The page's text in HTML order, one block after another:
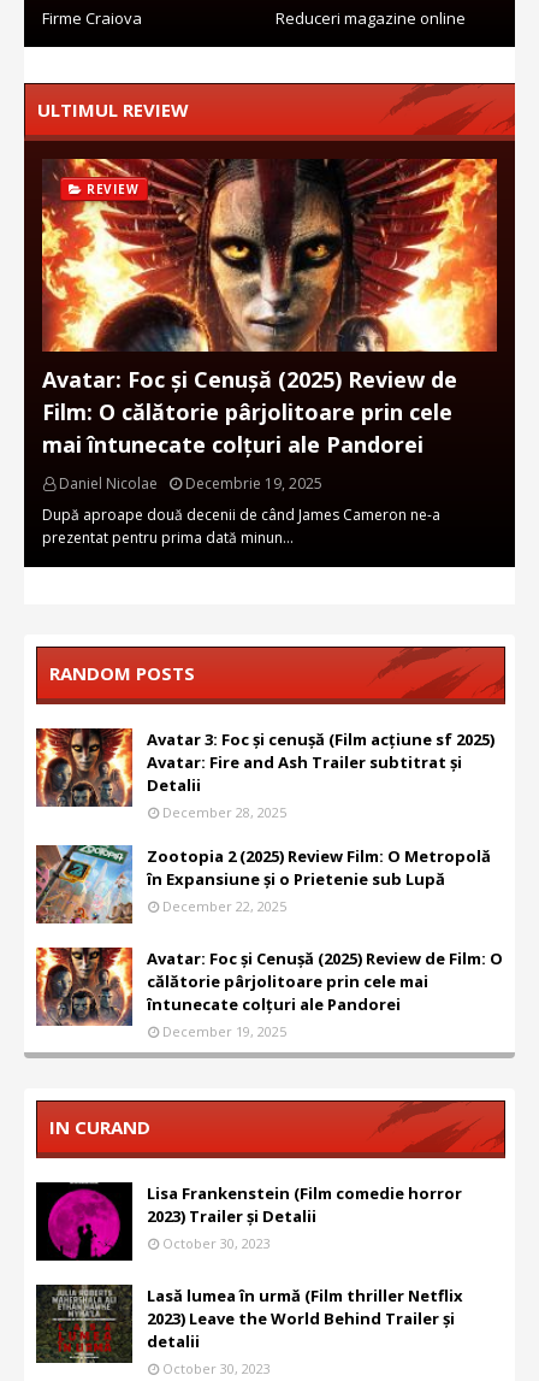
Firme Craiova
Reduceri magazine online
ULTIMUL REVIEW
REVIEW
Avatar: Foc și Cenușă (2025) Review de
Film: O călătorie pârjolitoare prin cele
mai întunecate colțuri ale Pandorei
Daniel Nicolae
Decembrie 19, 2025
După aproape două decenii de când James Cameron ne-a
prezentat pentru prima dată minun…
RANDOM POSTS
Avatar 3: Foc și cenușă (Film acțiune sf 2025)
Avatar: Fire and Ash Trailer subtitrat și
Detalii
December 28, 2025
Zootopia 2 (2025) Review Film: O Metropolă
în Expansiune și o Prietenie sub Lupă
December 22, 2025
Avatar: Foc și Cenușă (2025) Review de Film: O
călătorie pârjolitoare prin cele mai
întunecate colțuri ale Pandorei
December 19, 2025
IN CURAND
Lisa Frankenstein (Film comedie horror
2023) Trailer și Detalii
October 30, 2023
Lasă lumea în urmă (Film thriller Netflix
2023) Leave the World Behind Trailer și
detalii
October 30, 2023